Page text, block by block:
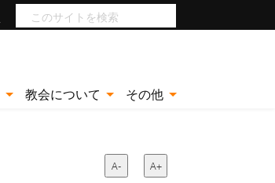
このサイトを検索
教会について その他
A- A+